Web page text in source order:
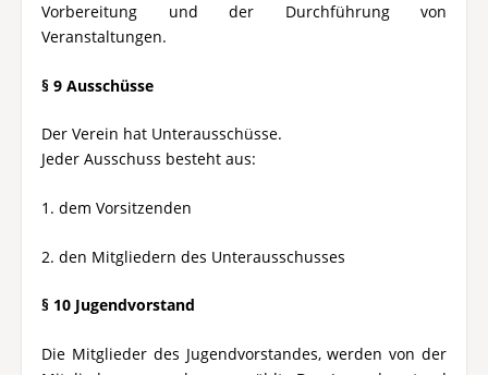
Vorbereitung und der Durchführung von
Veranstaltungen.
§ 9 Ausschüsse
Der Verein hat Unterausschüsse.
Jeder Ausschuss besteht aus:
1. dem Vorsitzenden
2. den Mitgliedern des Unterausschusses
§ 10 Jugendvorstand
Die Mitglieder des Jugendvorstandes, werden von der